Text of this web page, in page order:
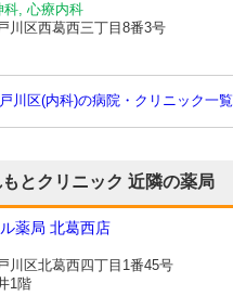
科, 心療内科
川区西葛西三丁目8番3号
川区(内科)の病院・クリニック一覧
もとクリニック 近隣の薬局
薬局 北葛西店
川区北葛西四丁目1番45号
1階